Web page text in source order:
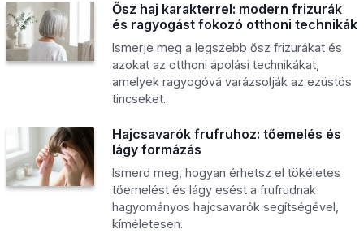
Ősz haj karakterrel: modern frizurák
és ragyogást fokozó otthoni technikák
Ismerje meg a legszebb ősz frizurákat és
azokat az otthoni ápolási technikákat,
amelyek ragyogóvá varázsolják az ezüstös
tincseket.
Hajcsavarók frufruhoz: tőemelés és
lágy formázás
Ismerd meg, hogyan érhetsz el tökéletes
tőemelést és lágy esést a frufrudnak
hagyományos hajcsavarók segítségével,
kíméletesen.